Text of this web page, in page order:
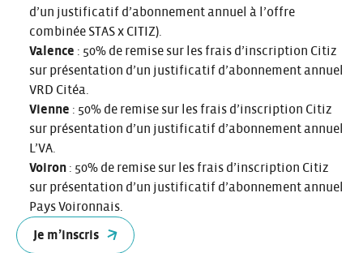
d’un justificatif d’abonnement annuel à l’offre
combinée STAS x CITIZ).
Valence : 50% de remise sur les frais d’inscription Citiz
sur présentation d’un justificatif d’abonnement annuel
VRD Citéa.
Vienne : 50% de remise sur les frais d’inscription Citiz
sur présentation d’un justificatif d’abonnement annuel
L’VA.
Voiron : 50% de remise sur les frais d’inscription Citiz
sur présentation d’un justificatif d’abonnement annuel
Pays Voironnais.
Je m’inscris